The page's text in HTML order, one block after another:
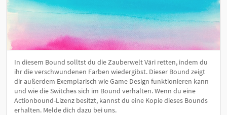
In diesem Bound solltst du die Zauberwelt Väri retten, indem du
ihr die verschwundenen Farben wiedergibst. Dieser Bound zeigt
dir außerdem Exemplarisch wie Game Design funktionieren kann
und wie die Switches sich im Bound verhalten. Wenn du eine
Actionbound-Lizenz besitzt, kannst du eine Kopie dieses Bounds
erhalten. Melde dich dazu bei uns.